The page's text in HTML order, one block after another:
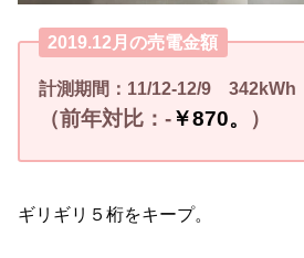
2019.12月の売電金額
計測期間：11/12-12/9 342kWh
（前年対比：-￥870。 ）
ギリギリ５桁をキープ。